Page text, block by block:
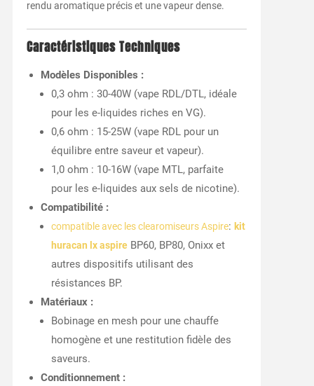
rendu aromatique précis et une vapeur dense.
Caractéristiques Techniques
Modèles Disponibles :
0,3 ohm : 30-40W (vape RDL/DTL, idéale
pour les e-liquides riches en VG).
0,6 ohm : 15-25W (vape RDL pour un
équilibre entre saveur et vapeur).
1,0 ohm : 10-16W (vape MTL, parfaite
pour les e-liquides aux sels de nicotine).
Compatibilité :
compatible avec les clearomiseurs Aspire: kit
huracan lx aspireBP60, BP80, Onixx et
autres dispositifs utilisant des
résistances BP.
Matériaux :
Bobinage en mesh pour une chauffe
homogène et une restitution fidèle des
saveurs.
Conditionnement :